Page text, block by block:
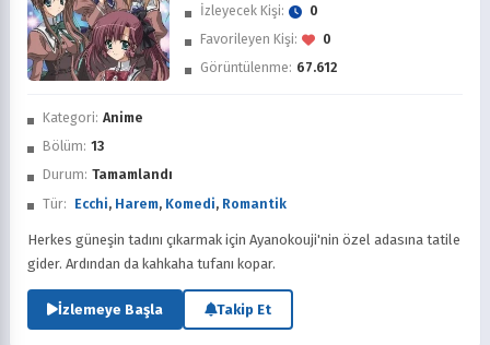
İzledim
Favorilere Ekle
Sonra İzle
Kategori: Anime
Bölüm: 13
Durum: Tamamlandı
Tür: Ecchi, Harem, Komedi, Romantik
İzleyecek Kişi:
0
Favorileyen Kişi:
0
Görüntülenme: 67.612
Herkes güneşin tadını çıkarmak için Ayanokouji'nin özel adasına tatile
gider. Ardından da kahkaha tufanı kopar.
İzlemeye Başla Takip Et